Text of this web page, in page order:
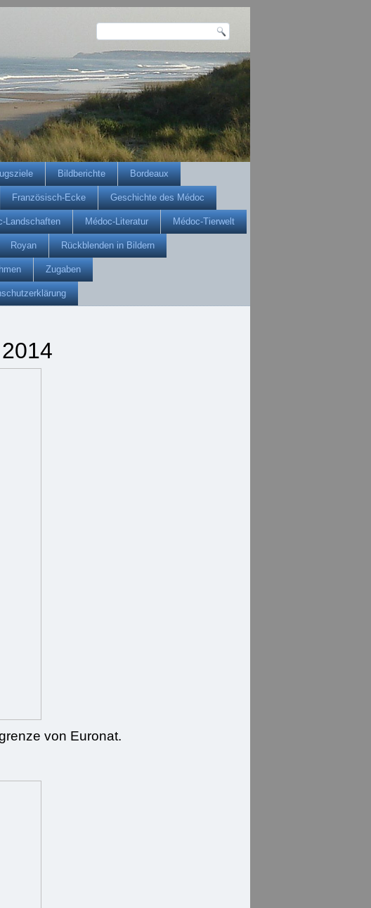
Bildberichte Bordeaux
Französisch-Ecke Geschichte des Médoc
Landschaften Médoc-Literatur Médoc-Tierwelt
Royan Rückblenden in Bildern
Zugaben
von Euronat.